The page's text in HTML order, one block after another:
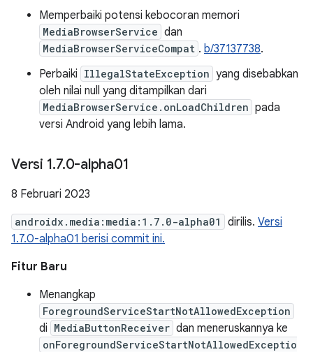
Memperbaiki potensi kebocoran memori
MediaBrowserService dan
MediaBrowserServiceCompat . b/37137738.
Perbaiki IllegalStateException yang disebabkan
oleh nilai null yang ditampilkan dari
MediaBrowserService.onLoadChildren pada
versi Android yang lebih lama.
Versi 1.7.0-alpha01
8 Februari 2023
androidx.media:media:1.7.0-alpha01 dirilis. Versi
1.7.0-alpha01 berisi commit ini.
Fitur Baru
Menangkap
ForegroundServiceStartNotAllowedException
di MediaButtonReceiver dan meneruskannya ke
onForegroundServiceStartNotAllowedExceptio